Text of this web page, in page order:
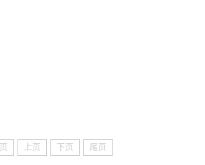
上页 下页 尾页